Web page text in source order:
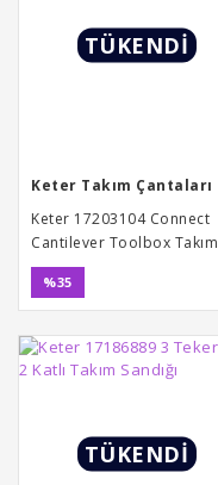
TÜKENDİ
Keter Takım Çantaları
Keter 17203104 Connect
Cantilever Toolbox Takım
Çantası
%35
TÜKENDİ